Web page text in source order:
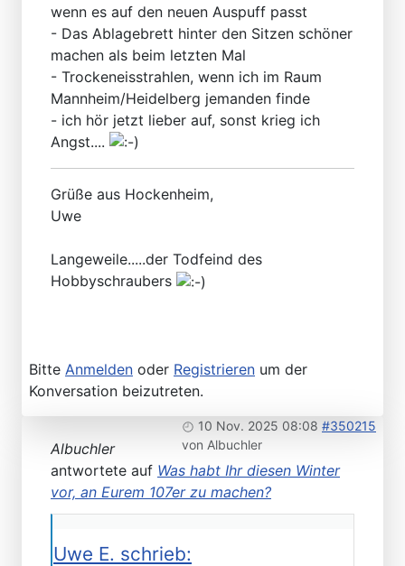
wenn es auf den neuen Auspuff passt
- Das Ablagebrett hinter den Sitzen schöner
machen als beim letzten Mal
- Trockeneisstrahlen, wenn ich im Raum
Mannheim/Heidelberg jemanden finde
- ich hör jetzt lieber auf, sonst krieg ich
Angst....
Grüße aus Hockenheim,
Uwe
Langeweile.....der Todfeind des
Hobbyschraubers
Bitte Anmelden oder Registrieren um der
Konversation beizutreten.
10 Nov. 2025 08:08 #350215
von Albuchler
Albuchler
antwortete auf Was habt Ihr diesen Winter
vor, an Eurem 107er zu machen?
Uwe E. schrieb: